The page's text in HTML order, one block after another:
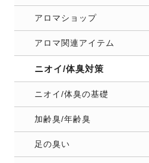
アロマショップ
アロマ関連アイテム
ニオイ/体臭対策
ニオイ/体臭の基礎
加齢臭/年齢臭
足の臭い